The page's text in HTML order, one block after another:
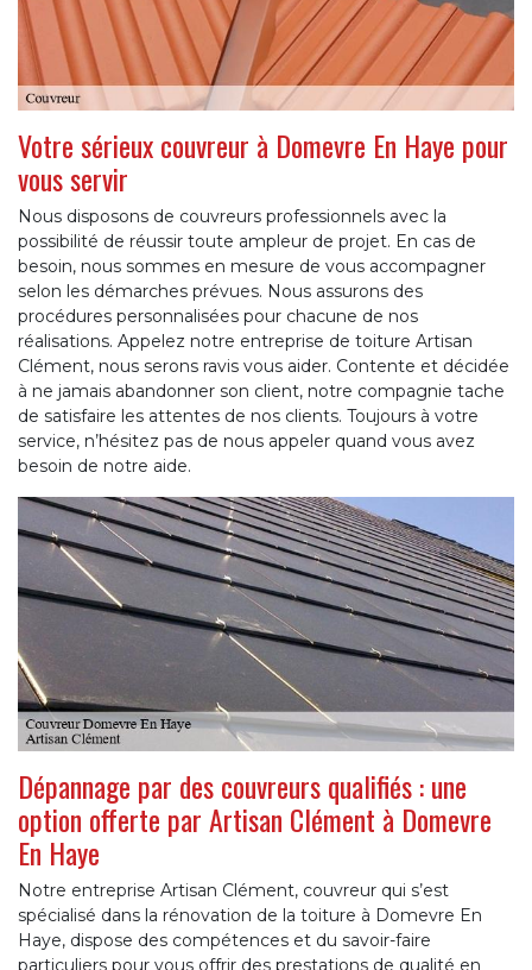
Votre sérieux couvreur à Domevre En Haye pour
vous servir
Nous disposons de couvreurs professionnels avec la
possibilité de réussir toute ampleur de projet. En cas de
besoin, nous sommes en mesure de vous accompagner
selon les démarches prévues. Nous assurons des
procédures personnalisées pour chacune de nos
réalisations. Appelez notre entreprise de toiture Artisan
Clément, nous serons ravis vous aider. Contente et décidée
à ne jamais abandonner son client, notre compagnie tache
de satisfaire les attentes de nos clients. Toujours à votre
service, n’hésitez pas de nous appeler quand vous avez
besoin de notre aide.
Dépannage par des couvreurs qualifiés : une
option offerte par Artisan Clément à Domevre
En Haye
Notre entreprise Artisan Clément, couvreur qui s’est
spécialisé dans la rénovation de la toiture à Domevre En
Haye, dispose des compétences et du savoir-faire
particuliers pour vous offrir des prestations de qualité en